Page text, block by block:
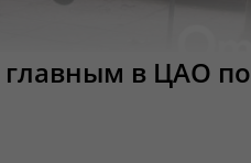
главным в ЦАО по